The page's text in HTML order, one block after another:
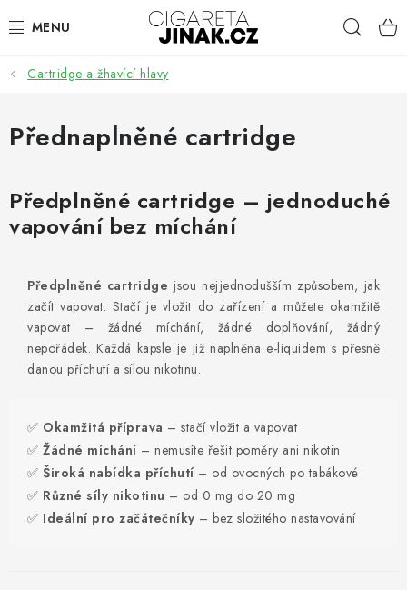
na
ELEKTRONICKÉ CIGARETY
CARTRIDGE A ŽHAVÍCÍ HLAVY
HOTOVÉ LIQUIDY
AROMA
BÁZE A BOOSTERY
Kontakt
Obchodní podmínky
Ochrana osobních údajů
Cartridge a žhavící hlavy
Přednaplněné cartridge
Předplněné cartridge – jednoduché
vapování bez míchání
Předplněné cartridge jsou nejjednodušším způsobem, jak
začít vapovat. Stačí je vložit do zařízení a můžete okamžitě
vapovat – žádné míchání, žádné doplňování, žádný
nepořádek. Každá kapsle je již naplněna e-liquidem s přesně
danou příchutí a sílou nikotinu.
✅ Okamžitá příprava – stačí vložit a vapovat
✅ Žádné míchání – nemusíte řešit poměry ani nikotin
✅ Široká nabídka příchutí – od ovocných po tabákové
✅ Různé síly nikotinu – od 0 mg do 20 mg
✅ Ideální pro začátečníky – bez složitého nastavování